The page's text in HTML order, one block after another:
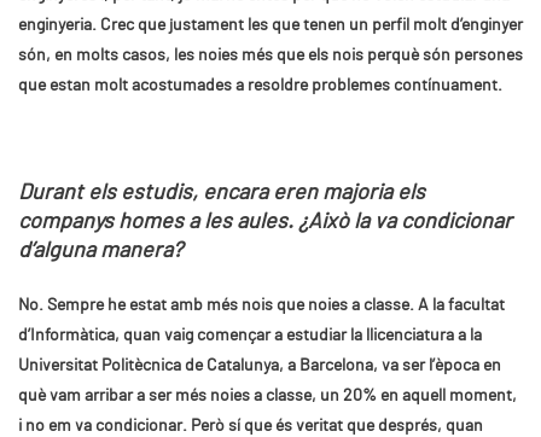
enginyeria. Crec que justament les que tenen un perfil molt d’enginyer
són, en molts casos, les noies més que els nois perquè són persones
que estan molt acostumades a resoldre problemes contínuament.
Durant els estudis, encara eren majoria els
companys homes a les aules. ¿Això la va condicionar
d’alguna manera?
No. Sempre he estat amb més nois que noies a classe. A la facultat
d’Informàtica, quan vaig començar a estudiar la llicenciatura a la
Universitat Politècnica de Catalunya, a Barcelona, va ser l’època en
què vam arribar a ser més noies a classe, un 20% en aquell moment,
i no em va condicionar. Però sí que és veritat que després, quan